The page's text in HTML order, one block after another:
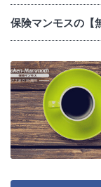
保険マンモスの【